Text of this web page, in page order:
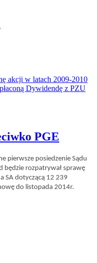
akcji w latach 2009-2010
Dywidendę z PZU
PGE
pierwsze posiedzenie Sądu
będzie rozpatrywał sprawę
SA dotyczącą 12 239
do listopada 2014r.